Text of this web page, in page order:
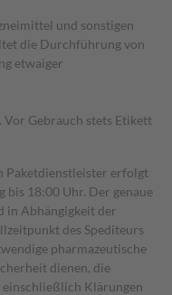
und sonstigen
die Durchführung von
etwaiger
Gebrauch stets Etikett
Paketdienstleister erfolgt
bis 18:00 Uhr. Der genaue
in Abhängigkeit der
des Spediteurs
pharmazeutische
dienen, die
Klärungen